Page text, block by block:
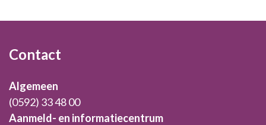
Contact
Algemeen
(0592) 33 48 00
Aanmeld- en informatiecentrum